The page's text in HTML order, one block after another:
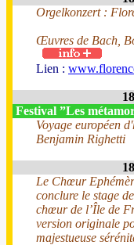
Orgelkonzert :
Œuvres de Bach,
Lien :
Festival ”Les
Voyage européen
Benjamin Righetti
Le Chœur
conclure le stage
chœur de l’Île de
version originale
majestueuse